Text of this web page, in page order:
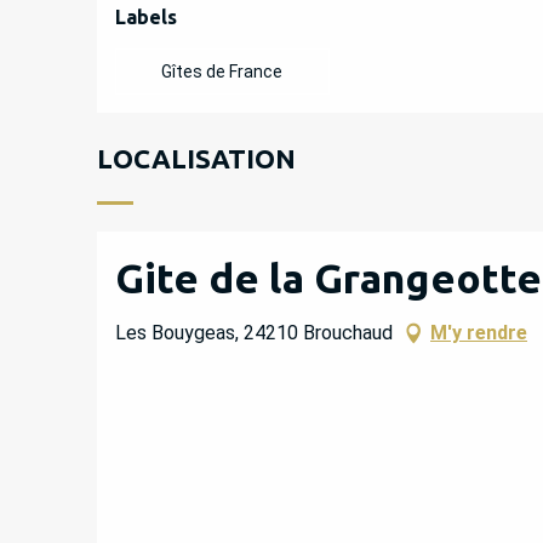
OFFRES DE
Labels
Labels
Gîtes de France
LOCALISATION
Gite de la Grangeotte
Les Bouygeas, 24210 Brouchaud M'y rendre